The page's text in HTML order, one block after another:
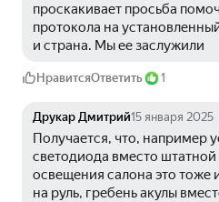
проскакивает просьба
протокола на
и страна. Мы ее заслужили
НравитсяОтветить 1
Друкар Дмитрий15 января 2025
Получается, что, например
светодиода вместо
освещения салона это тоже
на руль, гребень акулы